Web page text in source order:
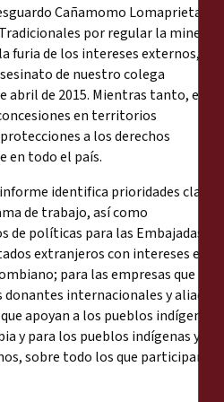
Cañamomo Lomaprieta los
por regular la minería
furia de los intereses externos,
de nuestro colega
abril de 2015. Mientras tanto, el
en territorios
a los derechos
en todo el país.
identifica prioridades claves
de trabajo, así como
políticas para las Embajadas de
extranjeros con intereses en
para las empresas que
internacionales y aliados
apoyan a los pueblos indígenas y
y para los pueblos indígenas y
sobre todo los que participan en